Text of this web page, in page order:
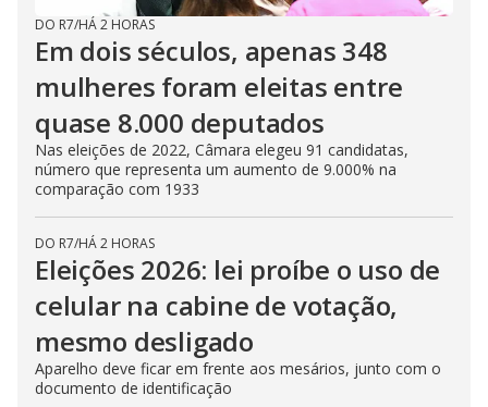
DO R7/HÁ 2 HORAS
Em dois séculos, apenas 348
mulheres foram eleitas entre
quase 8.000 deputados
Nas eleições de 2022, Câmara elegeu 91 candidatas,
número que representa um aumento de 9.000% na
comparação com 1933
DO R7/HÁ 2 HORAS
Eleições 2026: lei proíbe o uso de
celular na cabine de votação,
mesmo desligado
Aparelho deve ficar em frente aos mesários, junto com o
documento de identificação